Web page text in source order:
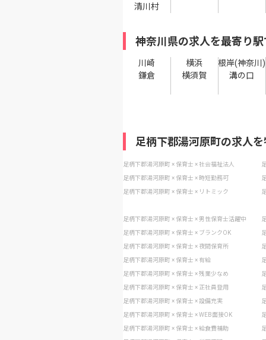
清川村
神奈川県の求人を最寄り
川崎 横浜
根岸(神奈川)
鎌倉
横須賀 溝の口
足柄下郡湯河原町の求人
足柄下郡湯河原町 × 保育士 × 社会福祉法人
足柄下郡湯河原町 × 保育士 × 時短勤務可
足柄下郡湯河原町 × 保育士 × リトミック
足柄下郡湯河原町 × 保育士 × 男性保育士活躍中
足柄下郡湯河原町 × 保育士 × ブランクOK
足柄下郡湯河原町 × 保育士 × 夜間保育所
足柄下郡湯河原町 × 保育士 × 有給
足柄下郡湯河原町 × 保育士 × 残業少なめ
足柄下郡湯河原町 × 保育士 × 正社員登用
足柄下郡湯河原町 × 保育士 × 設備充実
足柄下郡湯河原町 × 保育士 × WEB面接OK
足柄下郡湯河原町 × 保育士 × 給食費補助